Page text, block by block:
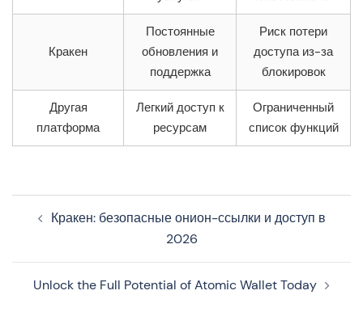
Кракен
Постоянные
обновления и
поддержка
Риск потери
доступа из-за
блокировок
Другая
платформа
Легкий доступ к
ресурсам
Ограниченный
список функций
Кракен: безопасные онион-ссылки и доступ в
2026
Unlock the Full Potential of Atomic Wallet Today